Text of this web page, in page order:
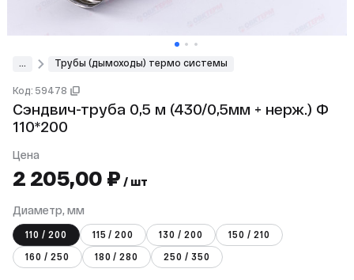
Трубы (дымоходы) термо системы
Код: 59478
Сэндвич-труба 0,5 м (430/0,5мм + нерж.) Ф
110*200
Цена
2 205,00 ₽ / шт
Диаметр, мм
110 / 200 115 / 200 130 / 200
150 / 210
160 / 250
180 / 280 250 / 350